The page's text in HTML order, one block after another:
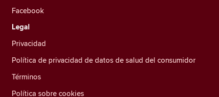
Facebook
Legal
Privacidad
Política de privacidad de datos de salud del consumidor
Términos
Política sobre cookies